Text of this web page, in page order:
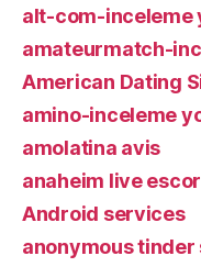
alt-com-inceleme
amateurmatch-
American Dating
amino-inceleme
amolatina avis
anaheim live
Android services
anonymous